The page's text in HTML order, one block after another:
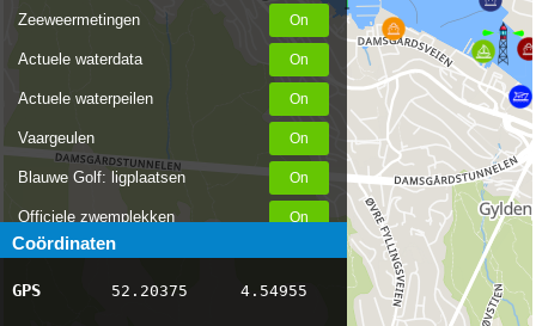
Zeeweermetingen
Actuele waterdata
Actuele waterpeilen
Vaargeulen
Blauwe Golf: ligplaatsen
Officiele zwemplekken
Stremmingen/hinder
AIS scheepsposities
Coördinaten
GPS 52.20375 4.54955